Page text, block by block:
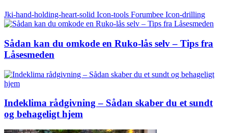
Jki-hand-holding-heart-solid Icon-tools Forumbee Icon-drilling
Sådan kan du omkode en Ruko-lås selv – Tips fra
Låsesmeden
Indeklima rådgivning – Sådan skaber du et sundt
og behageligt hjem